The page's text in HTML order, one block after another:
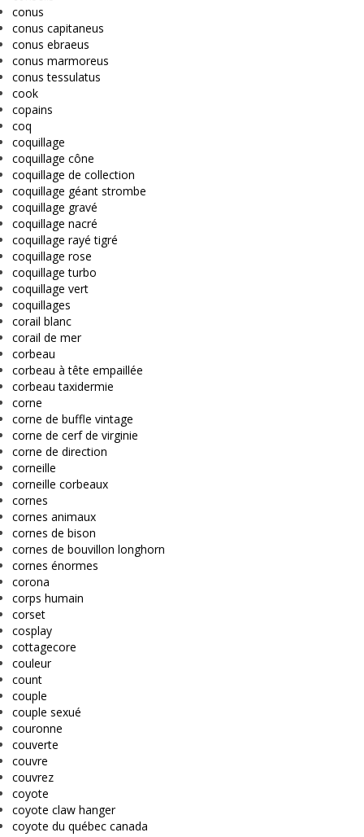
conus
conus capitaneus
conus ebraeus
conus marmoreus
conus tessulatus
cook
copains
coq
coquillage
coquillage cône
coquillage de collection
coquillage géant strombe
coquillage gravé
coquillage nacré
coquillage rayé tigré
coquillage rose
coquillage turbo
coquillage vert
coquillages
corail blanc
corail de mer
corbeau
corbeau à tête empaillée
corbeau taxidermie
corne
corne de buffle vintage
corne de cerf de virginie
corne de direction
corneille
corneille corbeaux
cornes
cornes animaux
cornes de bison
cornes de bouvillon longhorn
cornes énormes
corona
corps humain
corset
cosplay
cottagecore
couleur
count
couple
couple sexué
couronne
couverte
couvre
couvrez
coyote
coyote claw hanger
coyote du québec canada